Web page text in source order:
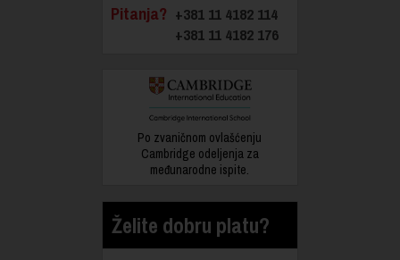
Pitanja? +381 11 4182 114
+381 11 4182 176
Po zvaničnom ovlašćenju
Cambridge odeljenja za
međunarodne ispite.
Želite dobru platu?